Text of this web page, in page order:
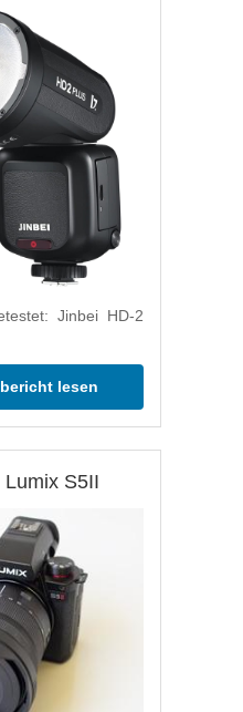
Jinbei HD-2
lesen
S5II